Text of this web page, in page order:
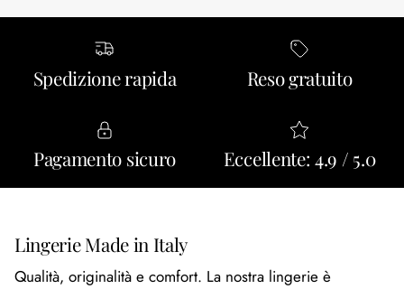
Spedizione rapida Reso gratuito
Pagamento sicuro Eccellente: 4.9 / 5.0
Lingerie Made in Italy
Qualità, originalità e comfort. La nostra lingerie è